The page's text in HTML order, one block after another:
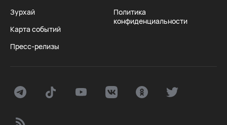
Зурхай
Карта событий
Пресс-релизы
Политика
конфиденциальности